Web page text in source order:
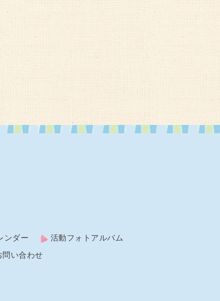
ンダー 活動フォトアルバム
問い合わせ